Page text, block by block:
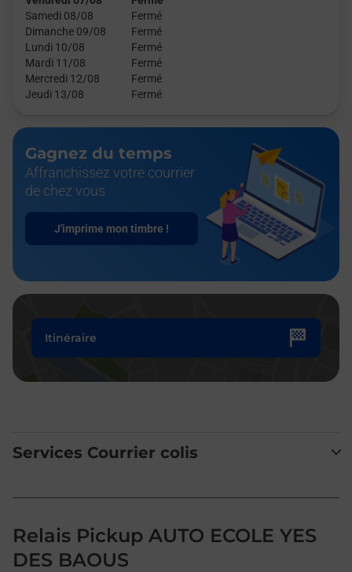
Samedi 08/08
Fermé
Dimanche 09/08
Fermé
Lundi 10/08
Fermé
Mardi 11/08
Fermé
Mercredi 12/08
Fermé
Jeudi 13/08
Fermé
Gagnez du temps
Affranchissez votre courrier
de chez vous
J'imprime mon timbre !
Itinéraire
Services Courrier colis
Relais Pickup AUTO ECOLE YES
DES BAOUS